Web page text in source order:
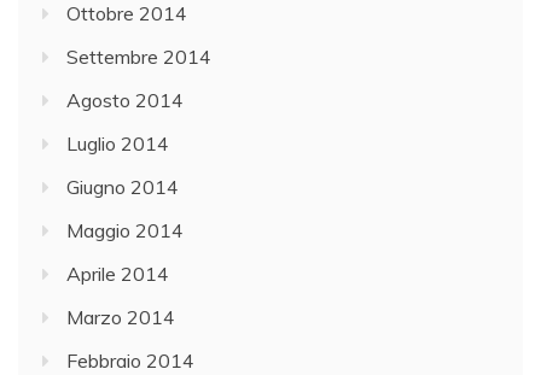
Ottobre 2014
Settembre 2014
Agosto 2014
Luglio 2014
Giugno 2014
Maggio 2014
Aprile 2014
Marzo 2014
Febbraio 2014